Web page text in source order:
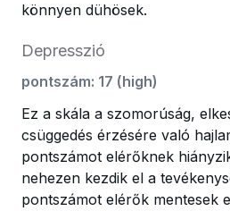
könnyen dühösek.
Depresszió
pontszám: 17 (high)
Ez a skála a szomorúság,
csüggedés érzésére való
pontszámot elérőknek
nehezen kezdik el a
pontszámot elérők mentesek